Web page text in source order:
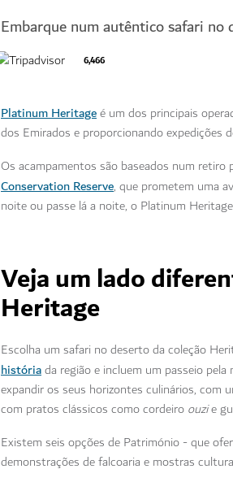
Embarque num autêntico safari no
6,466
Platinum Heritageé um dos principais
dos Emirados e proporcionando expedições
Os acampamentos são baseados num retiro
Conservation Reserve, que prometem uma
noite ou passe lá a noite, o Platinum
Veja um lado
Heritage
Escolha um safari no deserto da coleção
históriada região e incluem um passeio
expandir os seus horizontes culinários, com
com pratos clássicos como cordeiro ouzie
Existem seis opções de Património - que
demonstrações de falcoaria e mostras